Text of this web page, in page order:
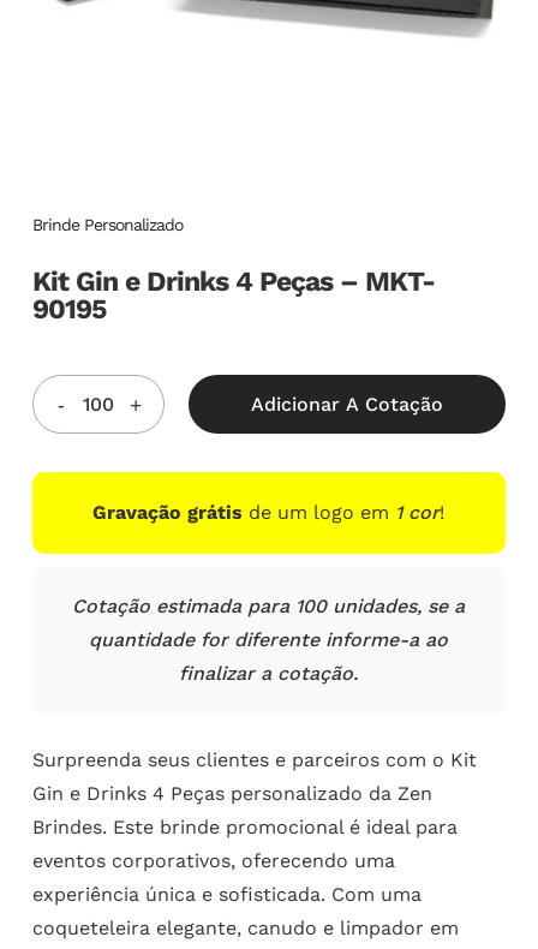
Brinde Personalizado
Kit Gin e Drinks 4 Peças – MKT-
90195
Adicionar A Cotação
Gravação grátis de um logo em 1 cor!
Cotação estimada para 100 unidades, se a
quantidade for diferente informe-a ao
finalizar a cotação.
Surpreenda seus clientes e parceiros com o Kit
Gin e Drinks 4 Peças personalizado da Zen
Brindes. Este brinde promocional é ideal para
eventos corporativos, oferecendo uma
experiência única e sofisticada. Com uma
coqueteleira elegante, canudo e limpador em